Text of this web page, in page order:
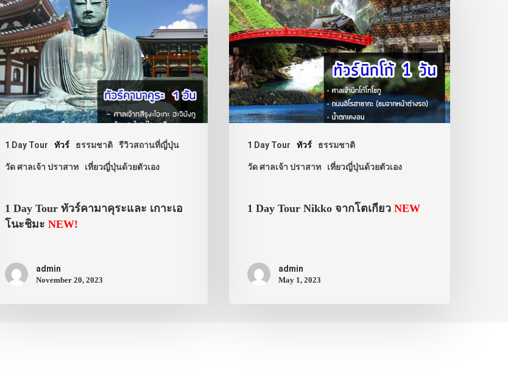
1 Day Tour ทัวร์ ธรรมชาติ รีวิวสถานที่ญี่ปุ่น
วัด ศาลเจ้า ปราสาท เที่ยวญี่ปุ่นด้วยตัวเอง
1 Day Tour ทัวร์คามาคุระและ เกาะเอ
โนะชิมะNEW!
admin
November 20, 2023
1 Day Tour ทัวร์ ธรรมชาติ
วัด ศาลเจ้า ปราสาท เที่ยวญี่ปุ่นด้วยตัวเอง
1 Day Tour Nikko จากโตเกียวNEW
admin
May 1, 2023